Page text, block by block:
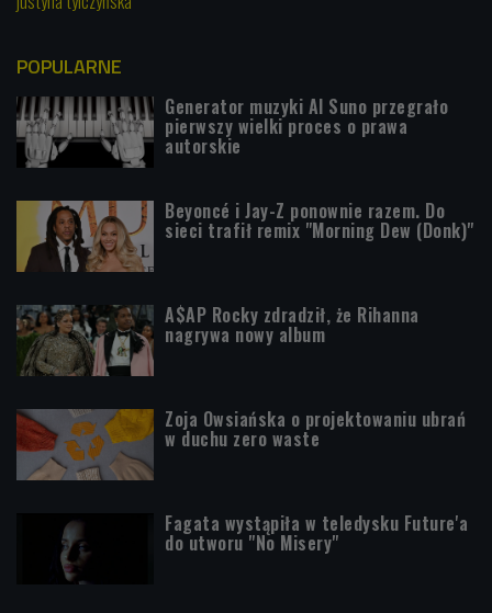
POPULARNE
Generator muzyki AI Suno przegrało
pierwszy wielki proces o prawa
autorskie
Beyoncé i Jay-Z ponownie razem. Do
sieci trafił remix "Morning Dew (Donk)"
A$AP Rocky zdradził, że Rihanna
nagrywa nowy album
Zoja Owsiańska o projektowaniu ubrań
w duchu zero waste
Fagata wystąpiła w teledysku Future'a
do utworu "No Misery"